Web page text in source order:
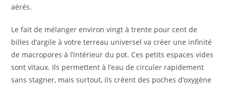
aérés.
Le fait de mélanger environ vingt à trente pour cent de
billes d’argile à votre terreau universel va créer une infinité
de macropores à l’intérieur du pot. Ces petits espaces vides
sont vitaux. Ils permettent à l’eau de circuler rapidement
sans stagner, mais surtout, ils créent des poches d’oxygène